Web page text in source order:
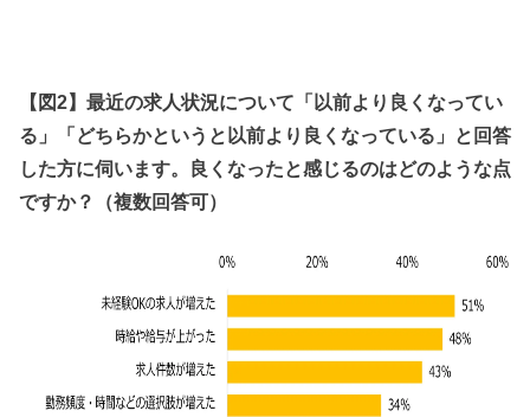
【図2】最近の求人状況について「以前より良くなってい
る」「どちらかというと以前より良くなっている」と回答
した方に伺います。良くなったと感じるのはどのような点
ですか？（複数回答可）